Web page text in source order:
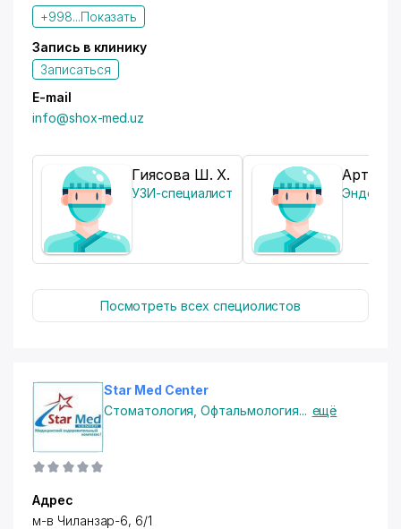
-Массаж
-Иглотерапия
Очищение кишечника от глистов
+998...Показать
Запись в клинику
Записаться
E-mail
info@shox-med.uz
Гиясова Ш. Х.
УЗИ-специалист
Посмотреть всех специолистов
Star Med Center
Стоматология ,Офтальмология... ещё
Адрес
м-в Чиланзар-6, 6/1